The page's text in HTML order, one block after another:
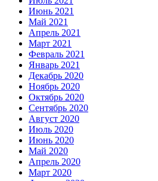
Июнь 2021
Май 2021
Апрель 2021
Март 2021
Февраль 2021
Январь 2021
Декабрь 2020
Ноябрь 2020
Октябрь 2020
Сентябрь 2020
Август 2020
Июль 2020
Июнь 2020
Май 2020
Апрель 2020
Март 2020